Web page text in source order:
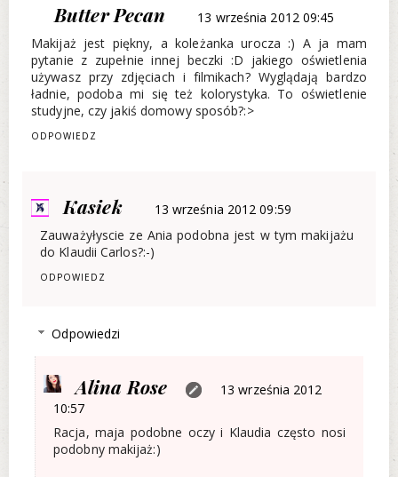
Butter Pecan
13 września 2012 09:45
Makijaż jest piękny, a koleżanka urocza :) A ja mam
pytanie z zupełnie innej beczki :D jakiego oświetlenia
używasz przy zdjęciach i filmikach? Wyglądają bardzo
ładnie, podoba mi się też kolorystyka. To oświetlenie
studyjne, czy jakiś domowy sposób?:>
ODPOWIEDZ
Kasiek
13 września 2012 09:59
Zauważyłyscie ze Ania podobna jest w tym makijażu
do Klaudii Carlos?:-)
ODPOWIEDZ
Odpowiedzi
Alina Rose
13 września 2012
10:57
Racja, maja podobne oczy i Klaudia często nosi
podobny makijaż:)